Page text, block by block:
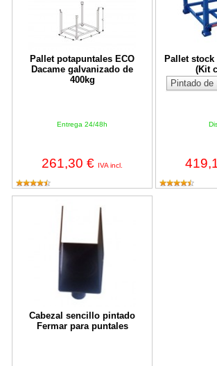
Pallet potapuntales ECO
Dacame galvanizado de
400kg
Entrega 24/48h
261,30 € IVA incl.
Pallet stock
(Kit
Cabezal sencillo pintado
Fermar para puntales
Cabezal sencillo pintado Fermar para puntales